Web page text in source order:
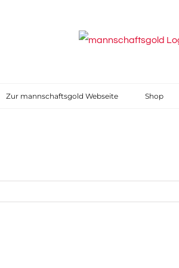
Zur mannschaftsgold Webseite Shop